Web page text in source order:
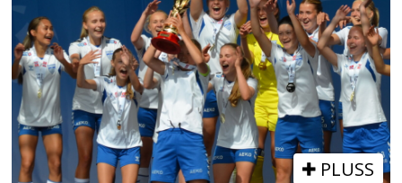
PLUSS